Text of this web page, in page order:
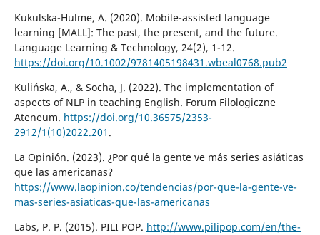
Kukulska-Hulme, A. (2020). Mobile-assisted language
learning [MALL]: The past, the present, and the future.
Language Learning & Technology, 24(2), 1-12.
https://doi.org/10.1002/9781405198431.wbeal0768.pub2
Kulińska, A., & Socha, J. (2022). The implementation of
aspects of NLP in teaching English. Forum Filologiczne
Ateneum. https://doi.org/10.36575/2353-
2912/1(10)2022.201 .
La Opinión. (2023). ¿Por qué la gente ve más series asiáticas
que las americanas?
https://www.laopinion.co/tendencias/por-que-la-gente-ve-
mas-series-asiaticas-que-las-americanas
Labs, P. P. (2015). PILI POP. http://www.pilipop.com/en/the-